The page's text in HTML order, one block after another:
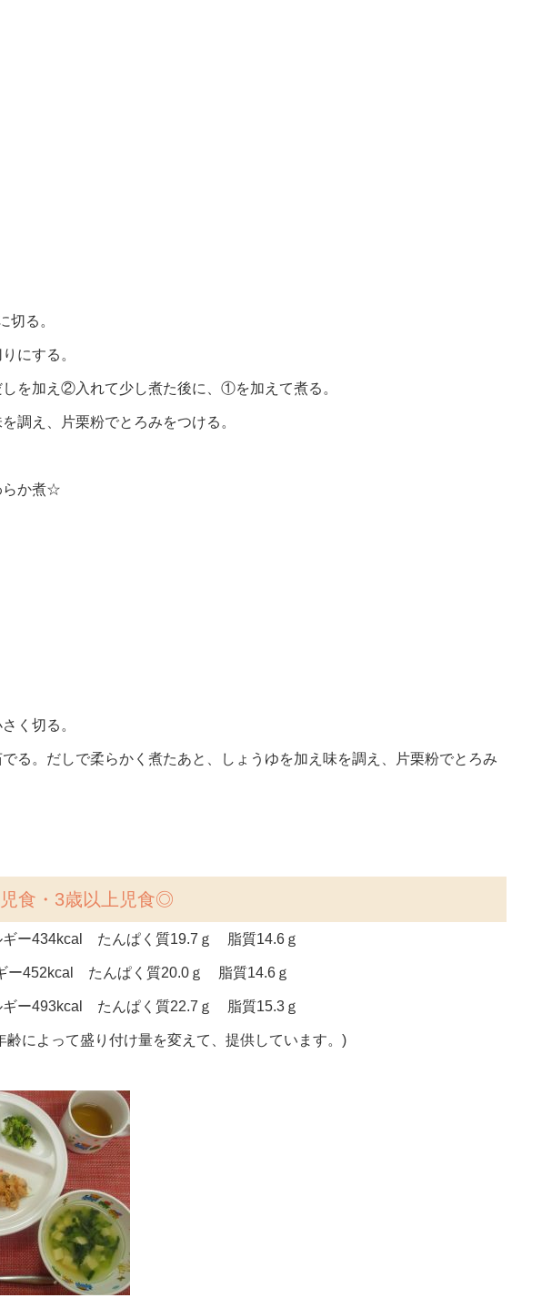
切る。
にする。
を加え②入れて少し煮た後に、①を加えて煮る。
調え、片栗粉でとろみをつける。
らか煮☆
く切る。
。だしで柔らかく煮たあと、しょうゆを加え味を調え、片栗粉でとろみ
食・3歳以上児食◎
ギー434kcal たんぱく質19.7ｇ 脂質14.6ｇ
ー452kcal たんぱく質20.0ｇ 脂質14.6ｇ
ギー493kcal たんぱく質22.7ｇ 脂質15.3ｇ
齢によって盛り付け量を変えて、提供しています。)